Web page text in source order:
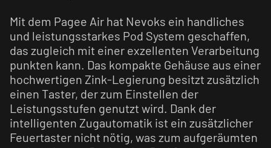
Mit dem Pagee Air hat Nevoks ein handliches
und leistungsstarkes Pod System geschaffen,
das zugleich mit einer exzellenten Verarbeitung
punkten kann. Das kompakte Gehäuse aus einer
hochwertigen Zink-Legierung besitzt zusätzlich
einen Taster, der zum Einstellen der
Leistungsstufen genutzt wird. Dank der
intelligenten Zugautomatik ist ein zusätzlicher
Feuertaster nicht nötig, was zum aufgeräumten